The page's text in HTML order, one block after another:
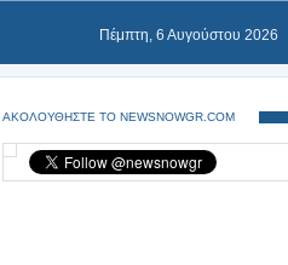
Πέμπτη, 6 Αυγούστου 2026
ΑΚΟΛΟΥΘΗΣΤΕ ΤΟ NEWSNOWGR.COM